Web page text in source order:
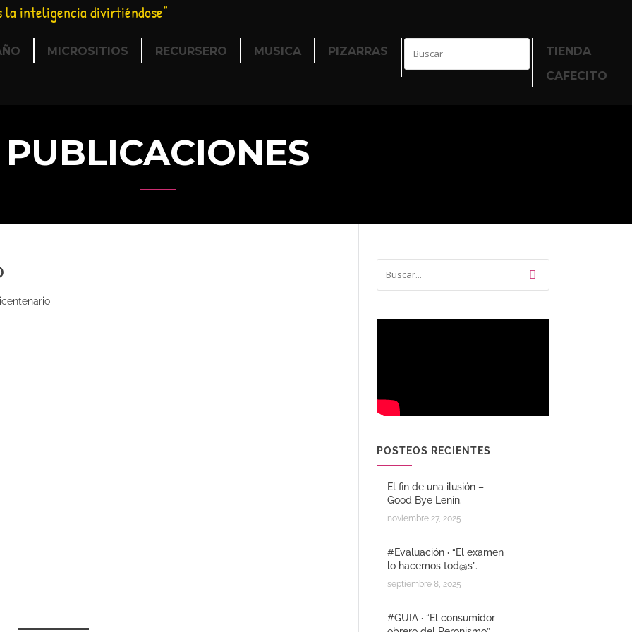
la inteligencia divirtiéndose”
MICROSITIOS RECURSERO MUSICA PIZARRAS
TIENDA
CAFECITO
PUBLICACIONES
POSTEOS RECIENTES
El fin de una ilusión –
Good Bye Lenin.
noviembre 27, 2025
#Evaluación · “El examen
lo hacemos tod@s”.
septiembre 8, 2025
#GUIA · “El consumidor